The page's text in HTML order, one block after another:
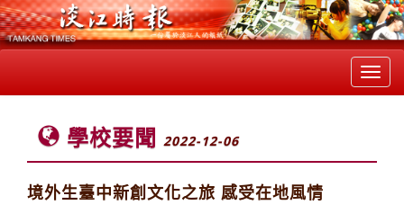
學校要聞 2022-12-06
境外生臺中新創文化之旅 感受在地風情